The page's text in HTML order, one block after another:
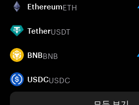
EthereumETH
TetherUSDT
BNBBNB
USDCUSDC